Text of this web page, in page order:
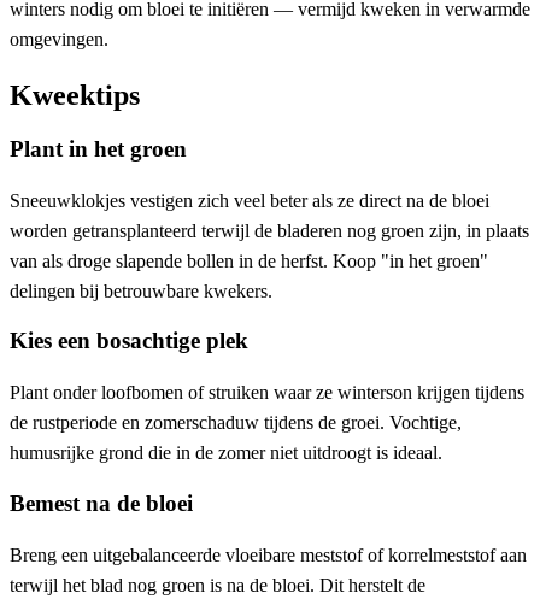
winters nodig om bloei te initiëren — vermijd kweken in verwarmde
omgevingen.
Kweektips
Plant in het groen
Sneeuwklokjes vestigen zich veel beter als ze direct na de bloei
worden getransplanteerd terwijl de bladeren nog groen zijn, in plaats
van als droge slapende bollen in de herfst. Koop "in het groen"
delingen bij betrouwbare kwekers.
Kies een bosachtige plek
Plant onder loofbomen of struiken waar ze winterson krijgen tijdens
de rustperiode en zomerschaduw tijdens de groei. Vochtige,
humusrijke grond die in de zomer niet uitdroogt is ideaal.
Bemest na de bloei
Breng een uitgebalanceerde vloeibare meststof of korrelmeststof aan
terwijl het blad nog groen is na de bloei. Dit herstelt de